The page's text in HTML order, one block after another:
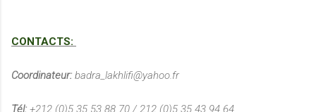
CONTACTS:
Coordinateur: badra_lakhlifi@yahoo.fr
Tél: +212 (0)5 35 53 88 70 / 212 (0)5 35 43 94 64